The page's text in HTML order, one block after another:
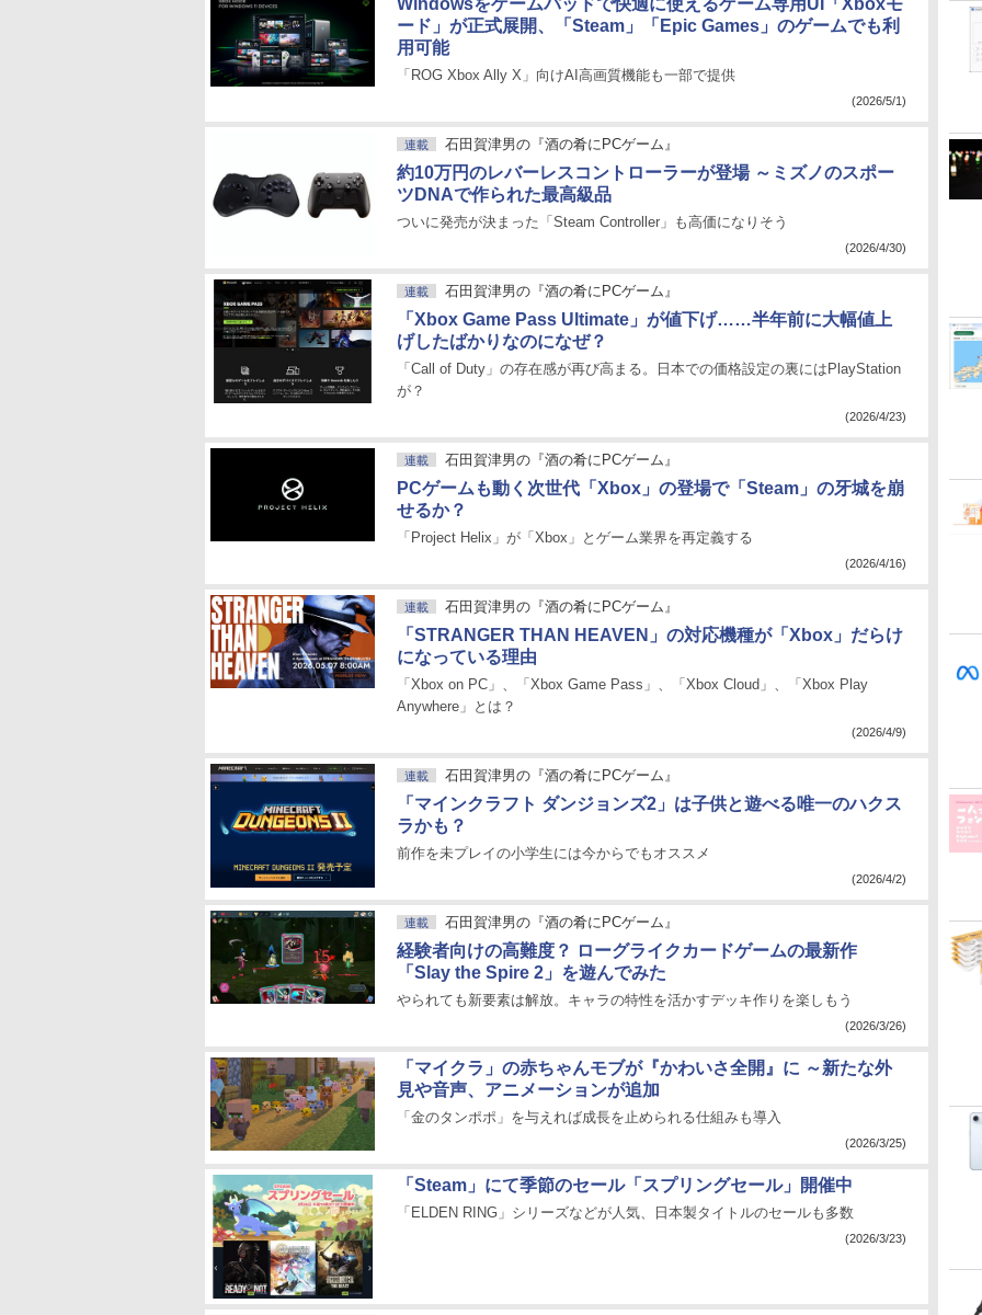
Windowsをゲームパッドで快適に使えるゲーム専用UI「Xboxモ
ード」が正式展開、「Steam」「Epic Games」のゲームでも利
用可能
「ROG Xbox Ally X」向けAI高画質機能も一部で提供
(2026/5/1)
連載 石田賀津男の『酒の肴にPCゲーム』
約10万円のレバーレスコントローラーが登場 ～ミズノのスポー
ツDNAで作られた最高級品
ついに発売が決まった「Steam Controller」も高価になりそう
(2026/4/30)
連載 石田賀津男の『酒の肴にPCゲーム』
「Xbox Game Pass Ultimate」が値下げ……半年前に大幅値上
げしたばかりなのになぜ？
「Call of Duty」の存在感が再び高まる。日本での価格設定の裏にはPlayStation
が？
(2026/4/23)
連載 石田賀津男の『酒の肴にPCゲーム』
PCゲームも動く次世代「Xbox」の登場で「Steam」の牙城を崩
せるか？
「Project Helix」が「Xbox」とゲーム業界を再定義する
(2026/4/16)
連載 石田賀津男の『酒の肴にPCゲーム』
「STRANGER THAN HEAVEN」の対応機種が「Xbox」だらけ
になっている理由
「Xbox on PC」、「Xbox Game Pass」、「Xbox Cloud」、「Xbox Play
Anywhere」とは？
(2026/4/9)
連載 石田賀津男の『酒の肴にPCゲーム』
「マインクラフト ダンジョンズ2」は子供と遊べる唯一のハクス
ラかも？
前作を未プレイの小学生には今からでもオススメ
(2026/4/2)
連載 石田賀津男の『酒の肴にPCゲーム』
経験者向けの高難度？ ローグライクカードゲームの最新作
「Slay the Spire 2」を遊んでみた
やられても新要素は解放。キャラの特性を活かすデッキ作りを楽しもう
(2026/3/26)
「マイクラ」の赤ちゃんモブが『かわいさ全開』に ～新たな外
見や音声、アニメーションが追加
「金のタンポポ」を与えれば成長を止められる仕組みも導入
(2026/3/25)
「Steam」にて季節のセール「スプリングセール」開催中
「ELDEN RING」シリーズなどが人気、日本製タイトルのセールも多数
(2026/3/23)